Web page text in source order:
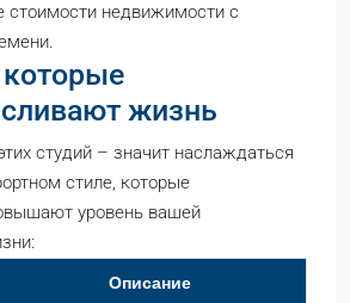
стоимости недвижимости с
жизнь
студий – значит наслаждаться
стиле, которые
уровень вашей
Описание